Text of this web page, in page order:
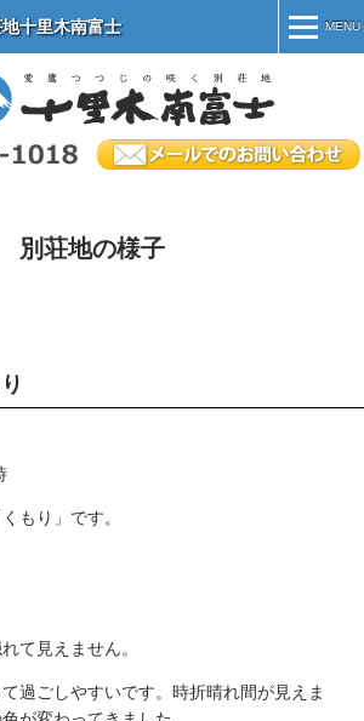
十里木南富士 MENU
MENU
別荘地の様子
もり」です。
て見えません。
過ごしやすいです。時折晴れ間が見えま